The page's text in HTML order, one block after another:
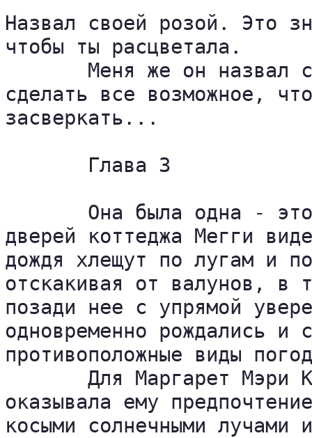
Назвал своей розой. Это
чтобы ты расцветала.
Меня же он назвал
сделать все возможное,
засверкать...
       Глава 3
Она была одна -
дверей коттеджа Мегги
дождя хлещут по лугам и
отскакивая от валунов, в
позади нее с упрямой
одновременно рождались и
противоположные виды
Для Маргарет Мэри
оказывала ему
косыми солнечными лучами